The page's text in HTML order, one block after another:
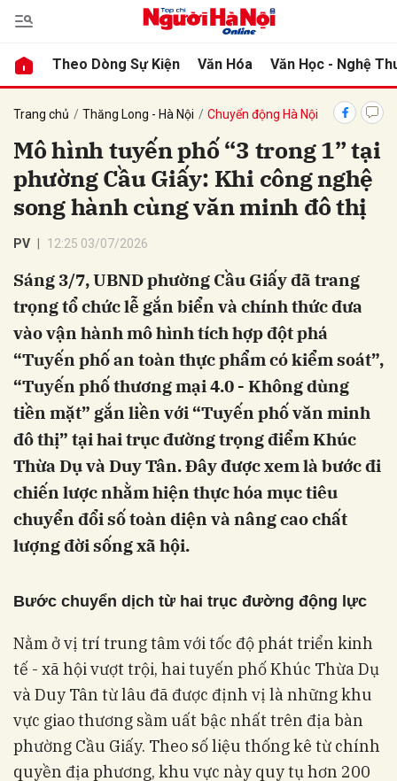
Theo Dòng Sự Kiện Văn Hóa Văn Học - Nghệ
Trang chủ Thăng Long - Hà Nội Chuyển động Hà Nội
Mô hình tuyến phố “3 trong 1” tại
phường Cầu Giấy: Khi công nghệ
song hành cùng văn minh đô thị
PV 12:25 03/07/2026
Sáng 3/7, UBND phường Cầu Giấy đã trang
trọng tổ chức lễ gắn biển và chính thức đưa
vào vận hành mô hình tích hợp đột phá
“Tuyến phố an toàn thực phẩm có kiểm soát”,
“Tuyến phố thương mại 4.0 - Không dùng
tiền mặt” gắn liền với “Tuyến phố văn minh
đô thị” tại hai trục đường trọng điểm Khúc
Thừa Dụ và Duy Tân. Đây được xem là bước đi
chiến lược nhằm hiện thực hóa mục tiêu
chuyển đổi số toàn diện và nâng cao chất
lượng đời sống xã hội.
Bước chuyển dịch từ hai trục đường động lực
Nằm ở vị trí trung tâm với tốc độ phát triển kinh
tế - xã hội vượt trội, hai tuyến phố Khúc Thừa Dụ
và Duy Tân từ lâu đã được định vị là những khu
vực giao thương sầm uất bậc nhất trên địa bàn
phường Cầu Giấy. Theo số liệu thống kê từ chính
quyền địa phương, khu vực này quy tụ hơn 200
luận